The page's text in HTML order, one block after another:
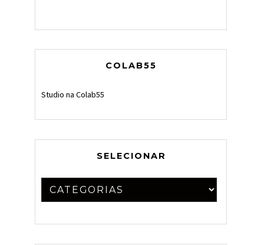
COLAB55
Studio na Colab55
SELECIONAR